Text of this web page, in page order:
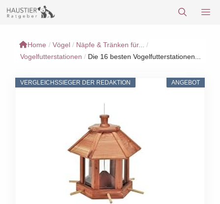
Inhalt
Home / Vögel / Näpfe & Tränken für...
/
Vogelfutterstationen / Die 16 besten Vogelfutterstationen...
ANGEBOT
VERGLEICHSSIEGER DER REDAKTION